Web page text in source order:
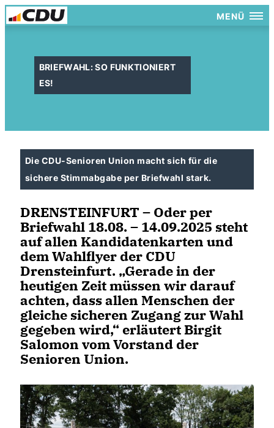
MENÜ
BRIEFWAHL: SO FUNKTIONIERT
ES!
Die CDU-Senioren Union macht sich für die
sichere Stimmabgabe per Briefwahl stark.
DRENSTEINFURT – Oder per
Briefwahl 18.08. – 14.09.2025 steht
auf allen Kandidatenkarten und
dem Wahlflyer der CDU
Drensteinfurt. „Gerade in der
heutigen Zeit müssen wir darauf
achten, dass allen Menschen der
gleiche sicheren Zugang zur Wahl
gegeben wird,“ erläutertBirgit
Salomon vom Vorstand der
Senioren Union.